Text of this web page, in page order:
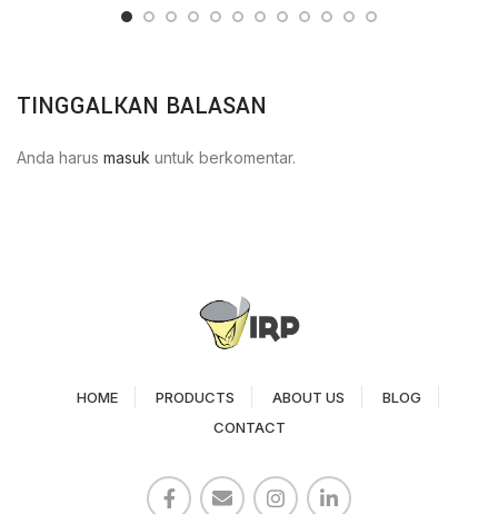
TINGGALKAN BALASAN
Anda harus masuk untuk berkomentar.
HOME PRODUCTS ABOUT US
BLOG
CONTACT